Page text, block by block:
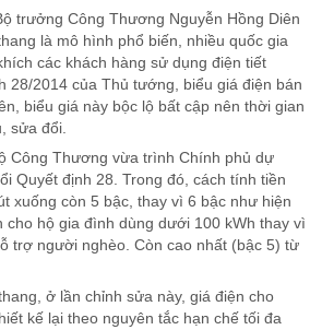
trưởng Công Thương Nguyễn Hồng Diên
là mô hình phổ biến, nhiều quốc gia
các khách hàng sử dụng điện tiết
28/2014 của Thủ tướng, biểu giá điện bán
biểu giá này bộc lộ bất cập nên thời gian
sửa đổi.
Công Thương vừa trình Chính phủ dự
Quyết định 28. Trong đó, cách tính tiền
xuống còn 5 bậc, thay vì 6 bậc như hiện
cho hộ gia đình dùng dưới 100 kWh thay vì
trợ người nghèo. Còn cao nhất (bậc 5) từ
ở lần chỉnh sửa này, giá điện cho
kế lại theo nguyên tắc hạn chế tối đa